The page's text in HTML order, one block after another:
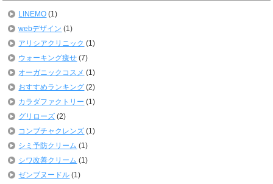
LINEMO (1)
webデザイン (1)
アリシアクリニック (1)
ウォーキング痩せ (7)
オーガニックコスメ (1)
おすすめランキング (2)
カラダファクトリー (1)
グリローズ (2)
コンブチャクレンズ (1)
シミ予防クリーム (1)
シワ改善クリーム (1)
ゼンブヌードル (1)